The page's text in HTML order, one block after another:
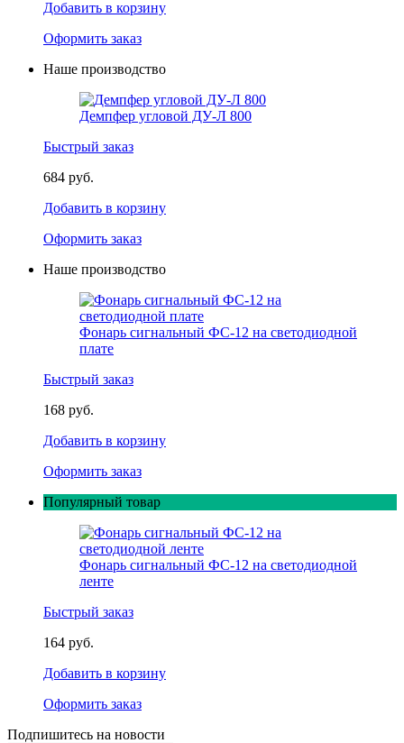
Добавить в корзину
Оформить заказ
Наше производство
Демпфер угловой ДУ-Л 800
Быстрый заказ
684 руб.
Добавить в корзину
Оформить заказ
Наше производство
Фонарь сигнальный ФС-12 на светодиодной
плате
Быстрый заказ
168 руб.
Добавить в корзину
Оформить заказ
Популярный товар
Фонарь сигнальный ФС-12 на светодиодной
ленте
Быстрый заказ
164 руб.
Добавить в корзину
Оформить заказ
Подпишитесь на новости